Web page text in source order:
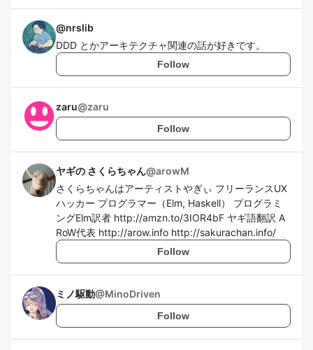
@nrslib
DDD とかアーキテクチャ関連の話が好きです。
Follow
zaru@zaru
Follow
ヤギの さくらちゃん@arowM
さくらちゃんはアーティストやぎぃ フリーランスUX
ハッカー プログラマー（Elm, Haskell） プログラミ
ングElm訳者 http://amzn.to/3IOR4bF ヤギ語翻訳 A
RoW代表 http://arow.info http://sakurachan.info/
Follow
ミノ駆動@MinoDriven
Follow